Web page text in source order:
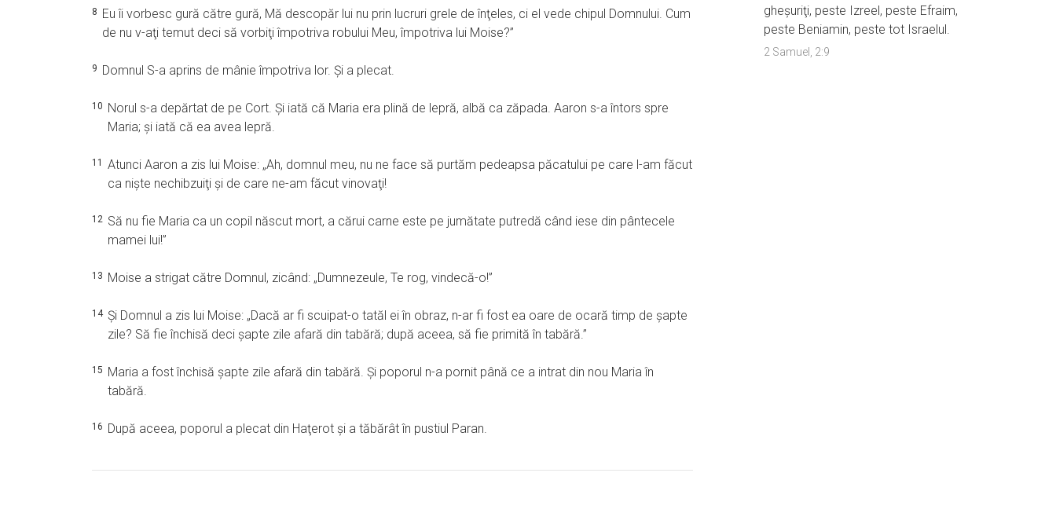
8 Eu îi vorbesc gură către gură, Mă descopăr lui nu prin lucruri grele de înţeles, ci el vede chipul Domnului. Cum
de nu v-aţi temut deci să vorbiţi împotriva robului Meu, împotriva lui Moise?”
9 Domnul S-a aprins de mânie împotriva lor. Şi a plecat.
10 Norul s-a depărtat de pe Cort. Şi iată că Maria era plină de lepră, albă ca zăpada. Aaron s-a întors spre
Maria; şi iată că ea avea lepră.
11 Atunci Aaron a zis lui Moise: „Ah, domnul meu, nu ne face să purtăm pedeapsa păcatului pe care l-am făcut
ca nişte nechibzuiţi şi de care ne-am făcut vinovaţi!
12 Să nu fie Maria ca un copil născut mort, a cărui carne este pe jumătate putredă când iese din pântecele
mamei lui!”
13 Moise a strigat către Domnul, zicând: „Dumnezeule, Te rog, vindecă-o!”
14 Şi Domnul a zis lui Moise: „Dacă ar fi scuipat-o tatăl ei în obraz, n-ar fi fost ea oare de ocară timp de şapte
zile? Să fie închisă deci şapte zile afară din tabără; după aceea, să fie primită în tabără.”
15 Maria a fost închisă şapte zile afară din tabără. Şi poporul n-a pornit până ce a intrat din nou Maria în
tabără.
16 După aceea, poporul a plecat din Haţerot şi a tăbărât în pustiul Paran.
gheşuriţi, peste Izreel, peste Efraim,
peste Beniamin, peste tot Israelul.
2 Samuel, 2:9